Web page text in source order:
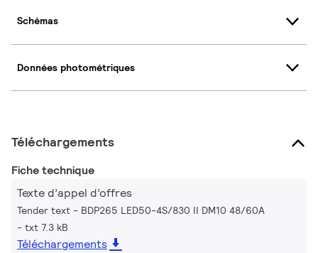
Schémas
Données photométriques
Téléchargements
Fiche technique
Texte d’appel d’offres
Tender text - BDP265 LED50-4S/830 II DM10 48/60A
txt 7.3 kB
Téléchargements